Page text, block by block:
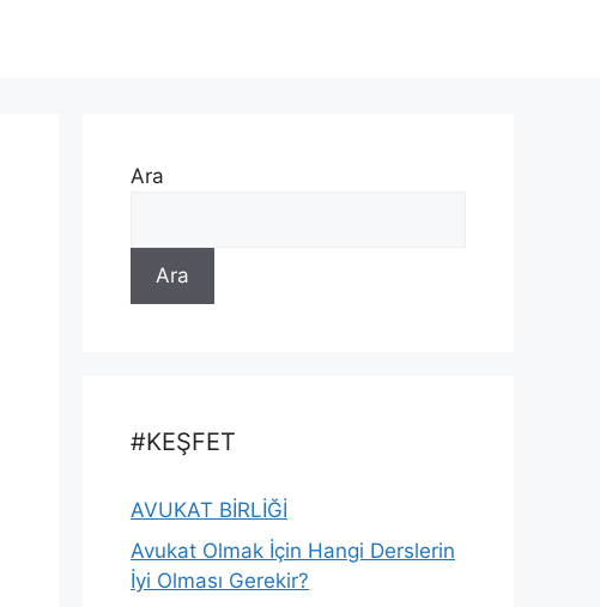
Ara
Ara
#KEŞFET
AVUKAT BİRLİĞİ
Avukat Olmak İçin Hangi Derslerin
İyi Olması Gerekir?